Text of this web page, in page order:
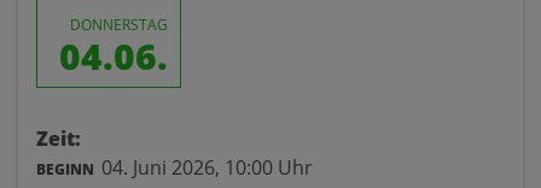
DONNERSTAG
04.06.
Zeit:
BEGINN 04. Juni 2026, 10:00 Uhr